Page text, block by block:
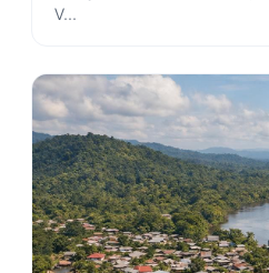
V...